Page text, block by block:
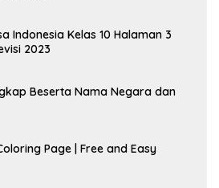
Indonesia Kelas 10 Halaman 3
2023
Beserta Nama Negara dan
Page | Free and Easy